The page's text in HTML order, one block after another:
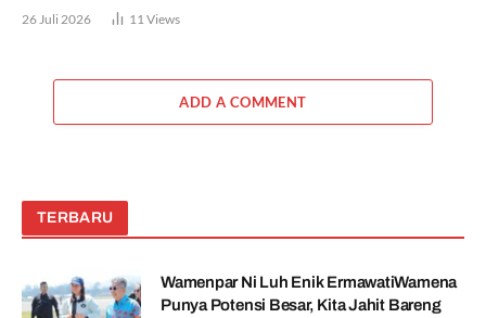
26 Juli 2026 11Views
ADD A COMMENT
TERBARU
Wamenpar Ni Luh Enik ErmawatiWamena
Punya Potensi Besar, Kita Jahit Bareng